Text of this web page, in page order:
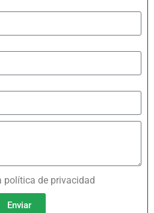
política de privacidad
Enviar